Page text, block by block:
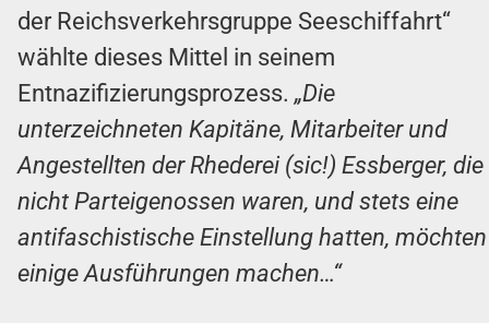
der Reichsverkehrsgruppe Seeschiffahrt“
wählte dieses Mittel in seinem
Entnazifizierungsprozess. „Die
unterzeichneten Kapitäne, Mitarbeiter und
Angestellten der Rhederei (sic!) Essberger, die
nicht Parteigenossen waren, und stets eine
antifaschistische Einstellung hatten, möchten
einige Ausführungen machen…“